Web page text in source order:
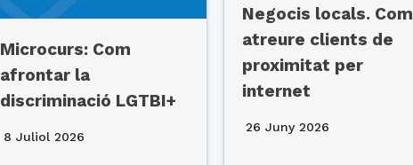
Microcurs: Com
afrontar la
discriminació LGTBI+
8 Juliol 2026
Negocis locals. Com
atreure clients de
proximitat per
internet
26 Juny 2026